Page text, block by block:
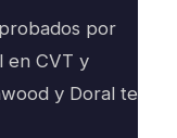
por
en CVT y
y Doral te